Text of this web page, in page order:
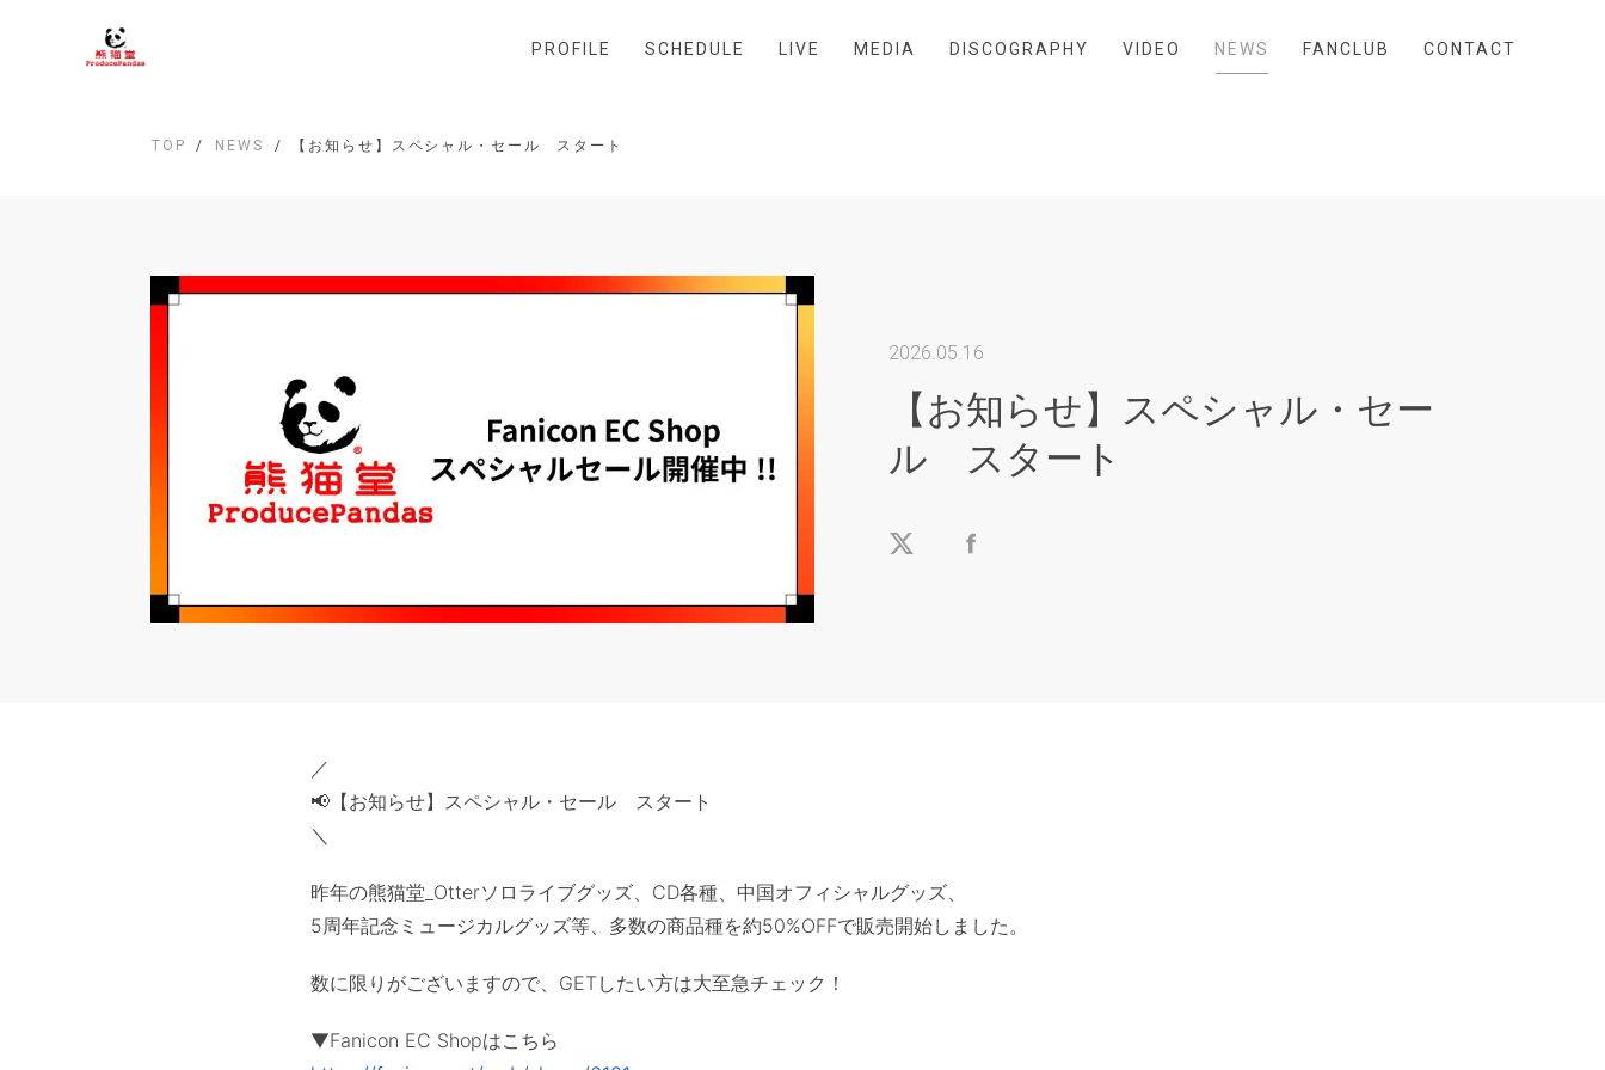
PROFILE SCHEDULE LIVE MEDIA DISCOGRAPHY VIDEO NEWS FANCLUB CONTACT
TOP NEWS 【お知らせ】スペシャル・セール スタート
2026.05.16
【お知らせ】スペシャル・セー
ル スタート
／
📢【お知らせ】スペシャル・セール スタート
＼
昨年の熊猫堂_Otterソロライブグッズ、CD各種、中国オフィシャルグッズ、
5周年記念ミュージカルグッズ等、多数の商品種を約50%OFFで販売開始しました。
数に限りがございますので、GETしたい方は大至急チェック！
▼Fanicon EC Shopはこちら